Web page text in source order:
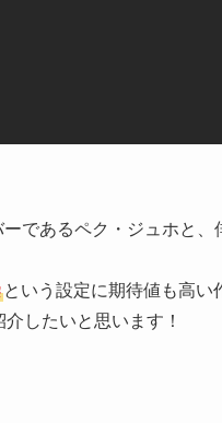
であるペク・ジュホと
という設定に期待値も高い
したいと思います！